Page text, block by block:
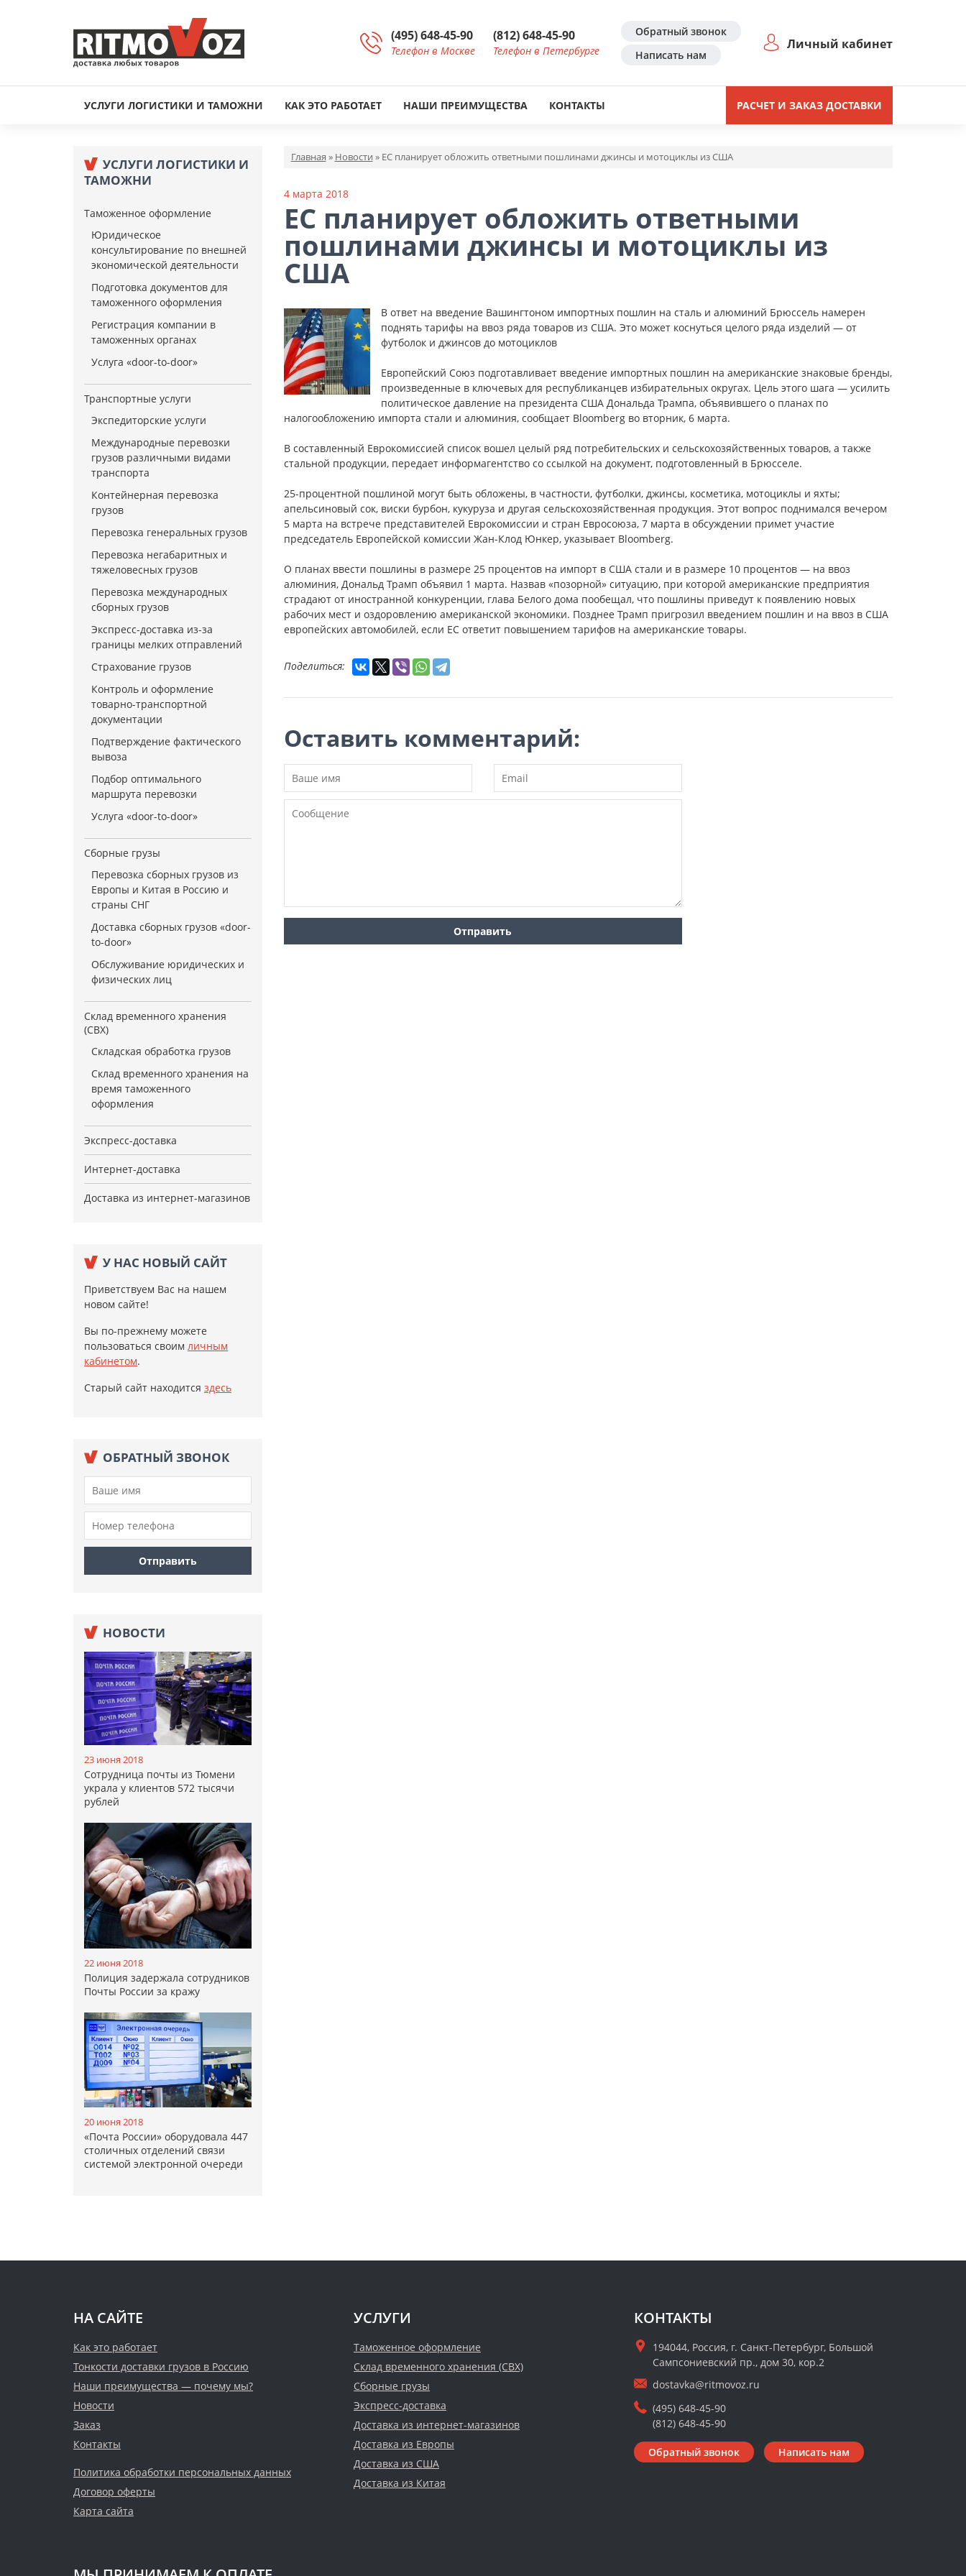
(495) 648-45-90
Телефон в Москве
(812) 648-45-90
Телефон в Петербурге
Обратный звонок
Написать нам
Личный кабинет
УСЛУГИ ЛОГИСТИКИ И ТАМОЖНИ КАК ЭТО РАБОТАЕТ НАШИ ПРЕИМУЩЕСТВА КОНТАКТЫ РАСЧЕТ И ЗАКАЗ ДОСТАВКИ
УСЛУГИ ЛОГИСТИКИ И
ТАМОЖНИ
Таможенное оформление
Юридическое
консультирование по внешней
экономической деятельности
Подготовка документов для
таможенного оформления
Регистрация компании в
таможенных органах
Услуга «door-to-door»
Транспортные услуги
Экспедиторские услуги
Международные перевозки
грузов различными видами
транспорта
Контейнерная перевозка
грузов
Перевозка генеральных грузов
Перевозка негабаритных и
тяжеловесных грузов
Перевозка международных
сборных грузов
Экспресс-доставка из-за
границы мелких отправлений
Страхование грузов
Контроль и оформление
товарно-транспортной
документации
Подтверждение фактического
вывоза
Подбор оптимального
маршрута перевозки
Услуга «door-to-door»
Сборные грузы
Перевозка сборных грузов из
Европы и Китая в Россию и
страны СНГ
Доставка сборных грузов «door-
to-door»
Обслуживание юридических и
физических лиц
Склад временного хранения
(СВХ)
Складская обработка грузов
Склад временного хранения на
время таможенного
оформления
Экспресс-доставка
Интернет-доставка
Доставка из интернет-магазинов
У НАС НОВЫЙ САЙТ
Приветствуем Вас на нашем
новом сайте!
Вы по-прежнему можете
пользоваться своим личным
кабинетом.
Старый сайт находится здесь
ОБРАТНЫЙ ЗВОНОК
НОВОСТИ
23 июня 2018
Сотрудница почты из Тюмени
украла у клиентов 572 тысячи
рублей
22 июня 2018
Полиция задержала сотрудников
Почты России за кражу
20 июня 2018
«Почта России» оборудовала 447
столичных отделений связи
системой электронной очереди
Главная » Новости » ЕС планирует обложить ответными пошлинами джинсы и мотоциклы из США
4 марта 2018
ЕС планирует обложить ответными
пошлинами джинсы и мотоциклы из
США
В ответ на введение Вашингтоном импортных пошлин на сталь и алюминий Брюссель намерен
поднять тарифы на ввоз ряда товаров из США. Это может коснуться целого ряда изделий — от
футболок и джинсов до мотоциклов
Европейский Союз подготавливает введение импортных пошлин на американские знаковые бренды,
произведенные в ключевых для республиканцев избирательных округах. Цель этого шага — усилить
политическое давление на президента США Дональда Трампа, объявившего о планах по
налогообложению импорта стали и алюминия, сообщает Bloomberg во вторник, 6 марта.
В составленный Еврокомиссией список вошел целый ряд потребительских и сельскохозяйственных товаров, а также
стальной продукции, передает информагентство со ссылкой на документ, подготовленный в Брюсселе.
25-процентной пошлиной могут быть обложены, в частности, футболки, джинсы, косметика, мотоциклы и яхты;
апельсиновый сок, виски бурбон, кукуруза и другая сельскохозяйственная продукция. Этот вопрос поднимался вечером
5 марта на встрече представителей Еврокомиссии и стран Евросоюза, 7 марта в обсуждении примет участие
председатель Европейской комиссии Жан-Клод Юнкер, указывает Bloomberg.
О планах ввести пошлины в размере 25 процентов на импорт в США стали и в размере 10 процентов — на ввоз
алюминия, Дональд Трамп объявил 1 марта. Назвав «позорной» ситуацию, при которой американские предприятия
страдают от иностранной конкуренции, глава Белого дома пообещал, что пошлины приведут к появлению новых
рабочих мест и оздоровлению американской экономики. Позднее Трамп пригрозил введением пошлин и на ввоз в США
европейских автомобилей, если ЕС ответит повышением тарифов на американские товары.
Поделиться:
Оставить комментарий:
НА САЙТЕ
Как это работает
Тонкости доставки грузов в Россию
Наши преимущества — почему мы?
Новости
Заказ
Контакты
Политика обработки персональных данных
Договор оферты
Карта сайта
УСЛУГИ
Таможенное оформление
Склад временного хранения (СВХ)
Сборные грузы
Экспресс-доставка
Доставка из интернет-магазинов
Доставка из Европы
Доставка из США
Доставка из Китая
КОНТАКТЫ
194044, Россия, г. Санкт-Петербург, Большой
Сампсониевский пр., дом 30, кор.2
dostavka@ritmovoz.ru
(495) 648-45-90
(812) 648-45-90
Обратный звонок Написать нам